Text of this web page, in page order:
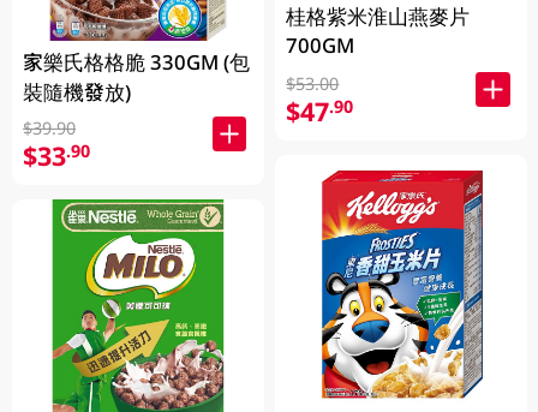
家樂氏格格脆 330GM (包
裝隨機發放)
$39.90
$33.90
桂格紫米淮山燕麥片
700GM
$53.00
$47.90